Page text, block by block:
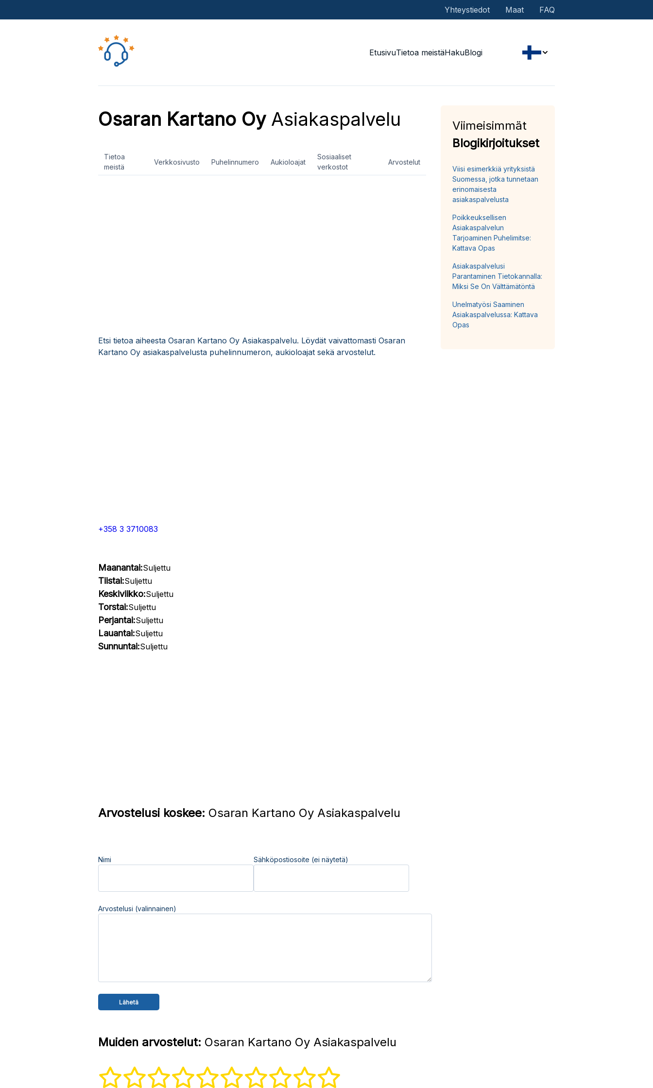
Yhteystiedot Maat FAQ
EtusivuTietoa meistäHakuBlogi
Osaran Kartano OyAsiakaspalvelu
Tietoa
meistä
Verkkosivusto Puhelinnumero Aukioloajat
Sosiaaliset
verkostot
Arvostelut
Etsi tietoa aiheesta Osaran Kartano Oy Asiakaspalvelu. Löydät vaivattomasti Osaran
Kartano Oy asiakaspalvelusta puhelinnumeron, aukioloajat sekä arvostelut.
+358 3 3710083
Maanantai:Suljettu
Tiistai:Suljettu
Keskiviikko:Suljettu
Torstai:Suljettu
Perjantai:Suljettu
Lauantai:Suljettu
Sunnuntai:Suljettu
Arvostelusi koskee: Osaran Kartano Oy Asiakaspalvelu
Nimi Sähköpostiosoite (ei näytetä)
Arvostelusi (valinnainen)
Muiden arvostelut: Osaran Kartano Oy Asiakaspalvelu
Viimeisimmät
Blogikirjoitukset
Viisi esimerkkiä yrityksistä
Suomessa, jotka tunnetaan
erinomaisesta
asiakaspalvelusta
Poikkeuksellisen
Asiakaspalvelun
Tarjoaminen Puhelimitse:
Kattava Opas
Asiakaspalvelusi
Parantaminen Tietokannalla:
Miksi Se On Välttämätöntä
Unelmatyösi Saaminen
Asiakaspalvelussa: Kattava
Opas